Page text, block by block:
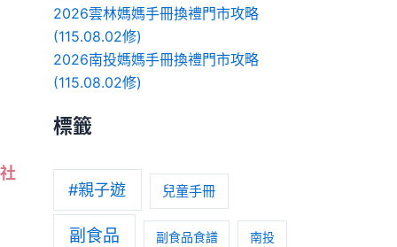
2026雲林媽媽手冊換禮門市攻略
(115.08.02修)
2026南投媽媽手冊換禮門市攻略
(115.08.02修)
標籤
#親子遊 兒童手冊
副食品 副食品食譜 南投